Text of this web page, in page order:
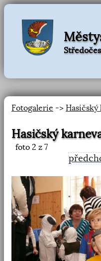
Fotogalerie -> Hasičský
Hasičský
foto 2 z 7